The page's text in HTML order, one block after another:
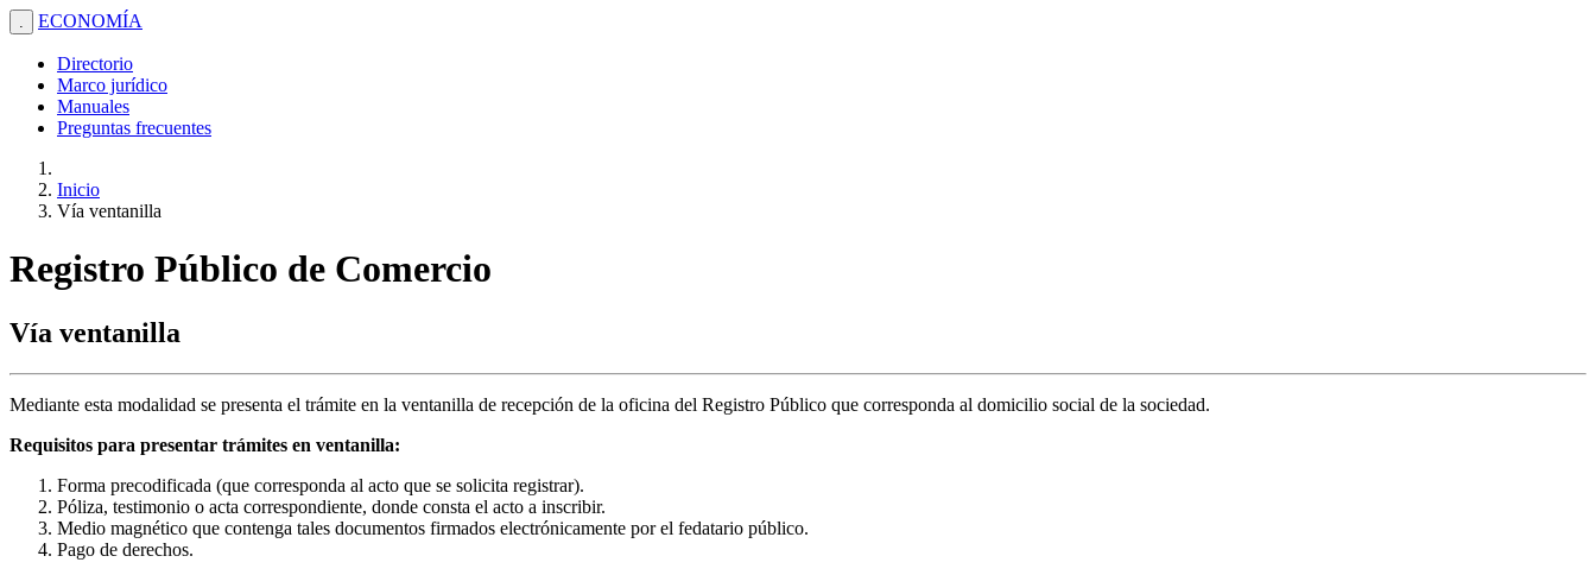
. ECONOMÍA
Directorio
Marco jurídico
Manuales
Preguntas frecuentes
Inicio
Vía ventanilla
Registro Público de Comercio
Vía ventanilla
Mediante esta modalidad se presenta el trámite en la ventanilla de recepción de la oficina del Registro Público que corresponda al domicilio social de la sociedad.
Requisitos para presentar trámites en ventanilla:
Forma precodificada (que corresponda al acto que se solicita registrar).
Póliza, testimonio o acta correspondiente, donde consta el acto a inscribir.
Medio magnético que contenga tales documentos firmados electrónicamente por el fedatario público.
Pago de derechos.